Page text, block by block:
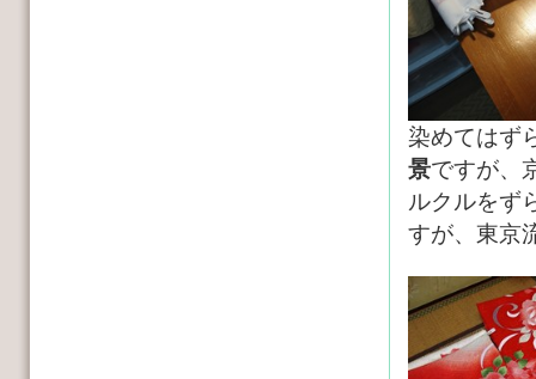
染めてはず
景ですが、
ルクルをず
すが、東京